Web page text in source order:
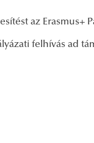
az Erasmus+
felhívás ad